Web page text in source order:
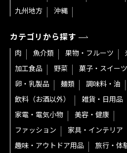
九州地方
沖縄
カテゴリから探す
肉 魚介類 果物・フルーツ
加工食品
野菜
菓子・スイーツ
卵・乳製品
麺類 調味料・油
飲料（お酒以外）
雑貨・日用品
家電・電気小物
美容・健康
ファッション
家具・インテリア
趣味・アウトドア用品
旅行・体